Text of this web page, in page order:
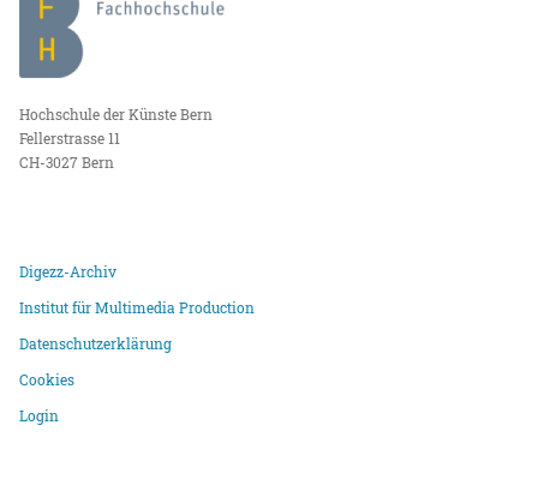
Hochschule der Künste Bern
Fellerstrasse 11
CH-3027 Bern
Digezz-Archiv
Institut für Multimedia Production
Datenschutzerklärung
Cookies
Login